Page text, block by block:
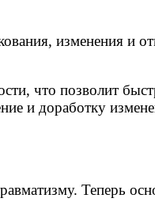
изменения и
что позволит
и доработку
Теперь